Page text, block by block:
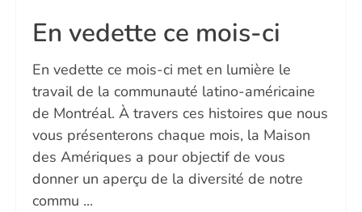
En vedette ce mois-ci
En vedette ce mois-ci met en lumière le
travail de la communauté latino-américaine
de Montréal. À travers ces histoires que nous
vous présenterons chaque mois, la Maison
des Amériques a pour objectif de vous
donner un aperçu de la diversité de notre
commu ...